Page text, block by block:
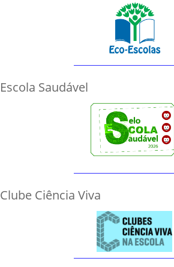
Escola Saudável
Clube Ciência Viva